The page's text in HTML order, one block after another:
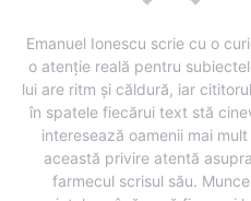
Emanuel Ionescu scrie cu o
o atenție reală pentru
lui are ritm și căldură, iar
în spatele fiecărui text stă
interesează oamenii mai
această privire atentă
farmecul scrisul său.